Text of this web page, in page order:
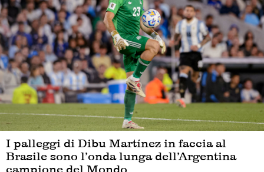
I palleggi di Dibu Martínez in faccia al
Brasile sono l’onda lunga dell’Argentina